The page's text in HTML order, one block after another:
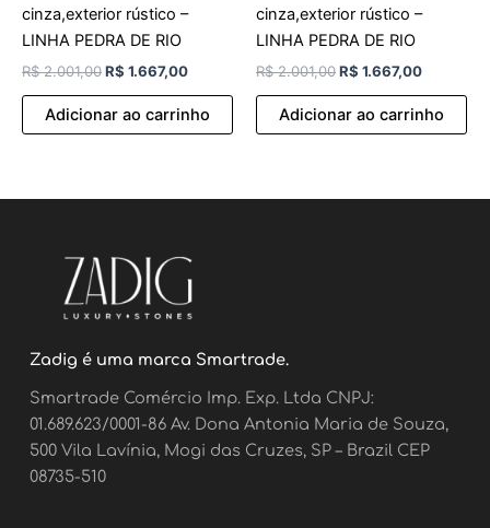
cinza,exterior rústico –
LINHA PEDRA DE RIO
R$2.001,00R$ 1.667,00
Adicionar ao carrinho
cinza,exterior rústico –
LINHA PEDRA DE RIO
R$2.001,00R$ 1.667,00
Adicionar ao carrinho
Zadig é uma marca Smartrade.
Smartrade Comércio Imp. Exp. Ltda CNPJ:
01.689.623/0001-86 Av. Dona Antonia Maria de Souza,
500 Vila Lavínia, Mogi das Cruzes, SP – Brazil CEP
08735-510